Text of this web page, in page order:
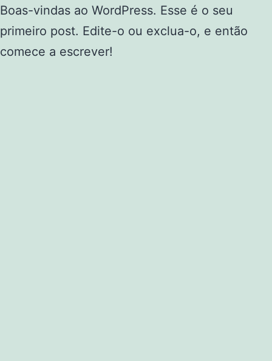
Boas-vindas ao WordPress. Esse é o seu
primeiro post. Edite-o ou exclua-o, e então
comece a escrever!